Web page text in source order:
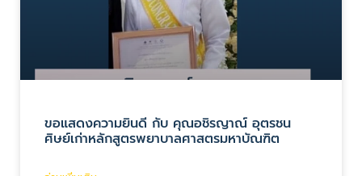
ขอแสดงความยินดี กับ คุณอชิรญาณ์ อุตรชน
ศิษย์เก่าหลักสูตรพยาบาลศาสตรมหาบัณฑิต